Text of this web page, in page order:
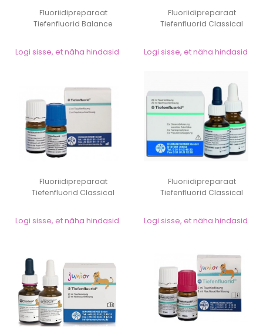
Fluoriidipreparaat
Tiefenfluorid Balance
Logi sisse, et näha hindasid
Fluoriidipreparaat
Tiefenfluorid Classical
Logi sisse, et näha hindasid
Fluoriidipreparaat
Tiefenfluorid Classical
Logi sisse, et näha hindasid
Fluoriidipreparaat
Tiefenfluorid Classical
Logi sisse, et näha hindasid